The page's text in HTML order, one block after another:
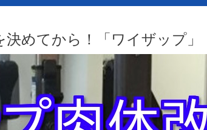
めてから！「ワイザップ」